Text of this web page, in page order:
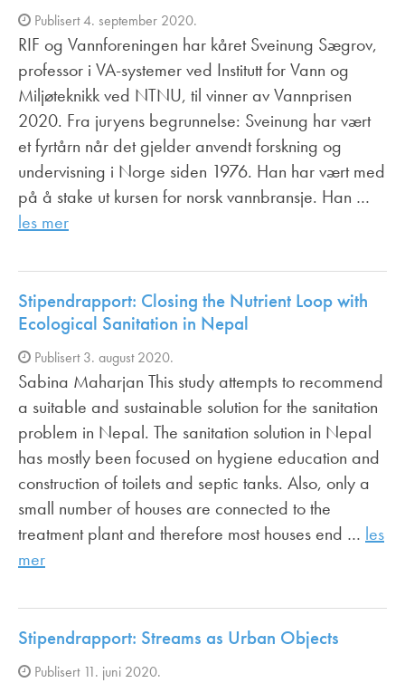
Publisert 4. september 2020.
RIF og Vannforeningen har kåret Sveinung Sægrov,
professor i VA-systemer ved Institutt for Vann og
Miljøteknikk ved NTNU, til vinner av Vannprisen
2020. Fra juryens begrunnelse: Sveinung har vært
et fyrtårn når det gjelder anvendt forskning og
undervisning i Norge siden 1976. Han har vært med
på å stake ut kursen for norsk vannbransje. Han …
les mer
Stipendrapport: Closing the Nutrient Loop with
Ecological Sanitation in Nepal
Publisert 3. august 2020.
Sabina Maharjan This study attempts to recommend
a suitable and sustainable solution for the sanitation
problem in Nepal. The sanitation solution in Nepal
has mostly been focused on hygiene education and
construction of toilets and septic tanks. Also, only a
small number of houses are connected to the
treatment plant and therefore most houses end … les
mer
Stipendrapport: Streams as Urban Objects
Publisert 11. juni 2020.